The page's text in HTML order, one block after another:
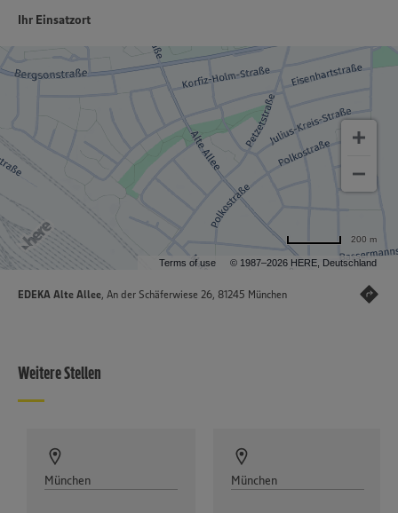
Ihr Einsatzort
Terms of use © 1987–2026 HERE, Deutschland
200 m
EDEKA Alte Allee , An der Schäferwiese 26, 81245 München
Weitere Stellen
München München